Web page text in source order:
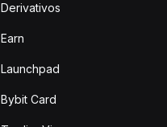
Derivativos
Earn
Launchpad
Bybit Card